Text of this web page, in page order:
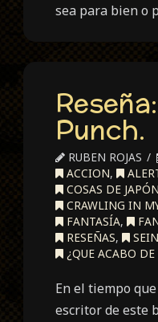
sea para bien o
Punch.
RUBEN ROJAS
ACCION,
COSAS DE JAPÓN
CRAWLING IN
FANTASÍA,
RESEÑAS,
¿QUE ACABO DE
En el tiempo
escritor de este